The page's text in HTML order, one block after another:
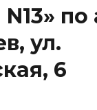
по
ул.
6